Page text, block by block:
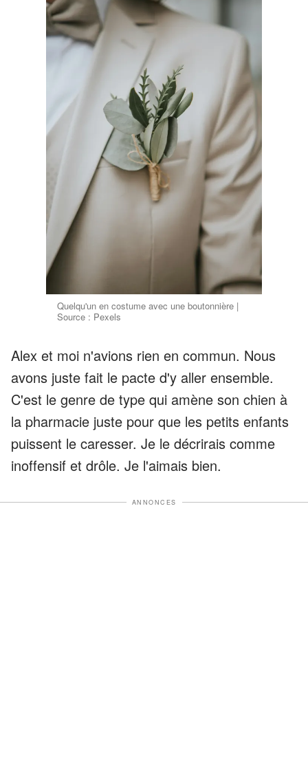
Quelqu'un en costume avec une boutonnière |
Source : Pexels
Alex et moi n'avions rien en commun. Nous
avons juste fait le pacte d'y aller ensemble.
C'est le genre de type qui amène son chien à
la pharmacie juste pour que les petits enfants
puissent le caresser. Je le décrirais comme
inoffensif et drôle. Je l'aimais bien.
ANNONCES